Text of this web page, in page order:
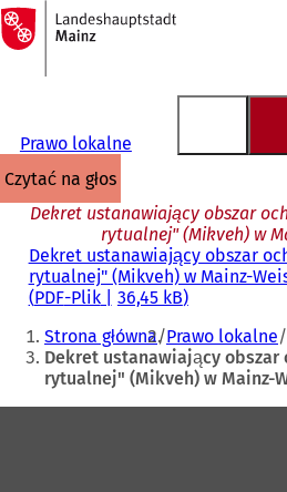
Przejdź do treści
Do
strony
głównej
Prawo lokalne
czytać na głos
Dekret ustanawiający obszar
rytualnej" (Mikveh) w
Dekret ustanawiający obszar
rytualnej" (Mikveh) w Mainz-
PDF-Plik 36,45 kB
Jesteś
tutaj:
Strona główna Prawo lokalne
Dekret ustanawiający obszar
rytualnej" (Mikveh) w Mainz-